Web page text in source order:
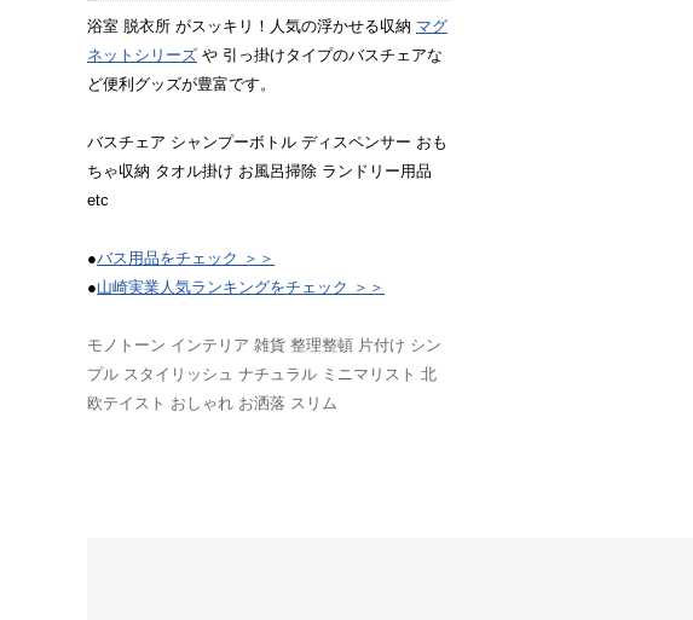
浴室 脱衣所 がスッキリ！人気の浮かせる収納 マグ
ネットシリーズ や 引っ掛けタイプのバスチェアな
ど便利グッズが豊富です。
バスチェア シャンプーボトル ディスペンサー おも
ちゃ収納 タオル掛け お風呂掃除 ランドリー用品
etc
●バス用品をチェック ＞＞
●山崎実業人気ランキングをチェック ＞＞
モノトーン インテリア 雑貨 整理整頓 片付け シン
プル スタイリッシュ ナチュラル ミニマリスト 北
欧テイスト おしゃれ お洒落 スリム